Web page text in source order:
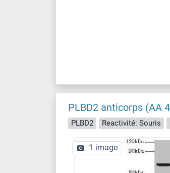
PLBD2 anticorps (AA
PLBD2 Reactivité: Souris
1 image